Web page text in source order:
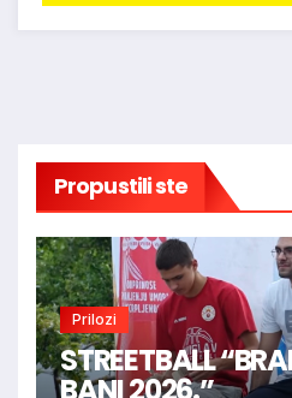
Propustili ste
Prilozi
STREETBALL